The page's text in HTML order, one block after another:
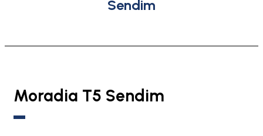
Sendim
Moradia T5 Sendim